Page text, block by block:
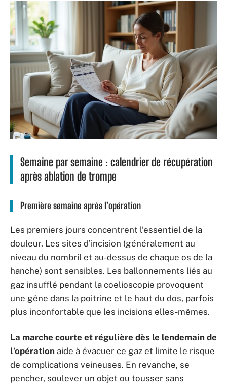
Semaine par semaine : calendrier de récupération
après ablation de trompe
Première semaine après l’opération
Les premiers jours concentrent l’essentiel de la
douleur. Les sites d’incision (généralement au
niveau du nombril et au-dessus de chaque os de la
hanche) sont sensibles. Les ballonnements liés au
gaz insufflé pendant la coelioscopie provoquent
une gêne dans la poitrine et le haut du dos, parfois
plus inconfortable que les incisions elles-mêmes.
La marche courte et régulière dès le lendemain de
l’opération aide à évacuer ce gaz et limite le risque
de complications veineuses. En revanche, se
pencher, soulever un objet ou tousser sans